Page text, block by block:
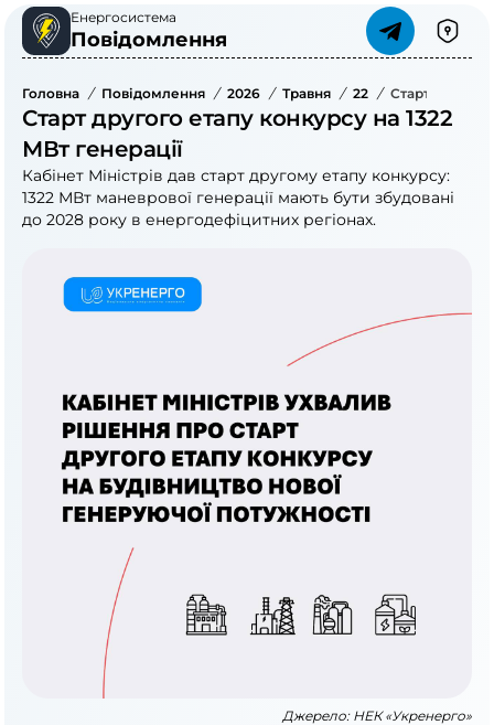
Енергосистема
Повідомлення
Головна / Повідомлення / 2026 / Травня / 22 / Старт
Старт другого етапу конкурсу на 1322
МВт генерації
Кабінет Міністрів дав старт другому етапу конкурсу:
1322 МВт маневрової генерації мають бути збудовані
до 2028 року в енергодефіцитних регіонах.
Джерело: НЕК «Укренерго»